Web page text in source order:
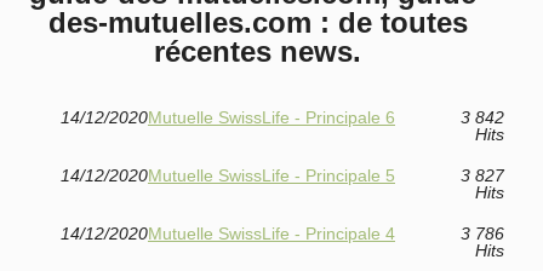
des-mutuelles.com : de toutes
récentes news.
14/12/2020Mutuelle SwissLife - Principale 6
3 842
Hits
14/12/2020Mutuelle SwissLife - Principale 5
3 827
Hits
14/12/2020Mutuelle SwissLife - Principale 4
3 786
Hits